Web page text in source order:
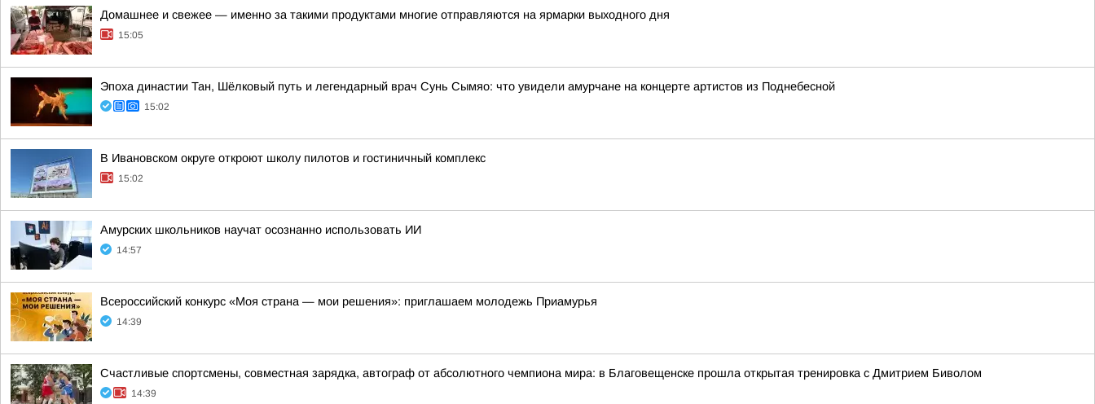
Домашнее и свежее — именно за такими продуктами многие отправляются на ярмарки выходного дня
15:05
Эпоха династии Тан, Шёлковый путь и легендарный врач Сунь Сымяо: что увидели амурчане на концерте артистов из Поднебесной
15:02
В Ивановском округе откроют школу пилотов и гостиничный комплекс
15:02
Амурских школьников научат осознанно использовать ИИ
14:57
Всероссийский конкурс «Моя страна — мои решения»: приглашаем молодежь Приамурья
14:39
Счастливые спортсмены, совместная зарядка, автограф от абсолютного чемпиона мира: в Благовещенске прошла открытая тренировка с Дмитрием Биволом
14:39